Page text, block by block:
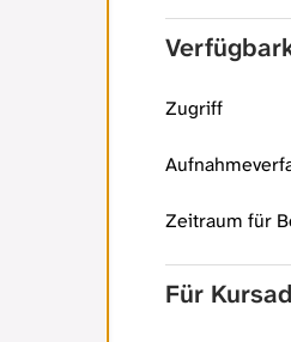
Zugriff
Zeitraum für
Für